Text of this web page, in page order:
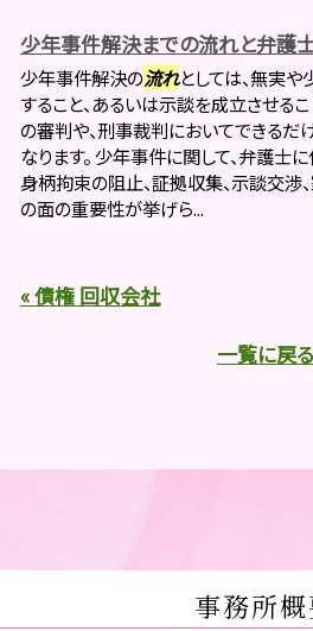
少年事件解決までの流れと弁護
少年事件解決の流れとしては、無実
すること、あるいは示談を成立させる
の審判や、刑事裁判においてできるだ
なります。 少年事件に関して、弁護士
身柄拘束の阻止、証拠収集、示談交渉
の面の重要性が挙げら...
« 債権 回収会社
一覧に戻る
事務所概